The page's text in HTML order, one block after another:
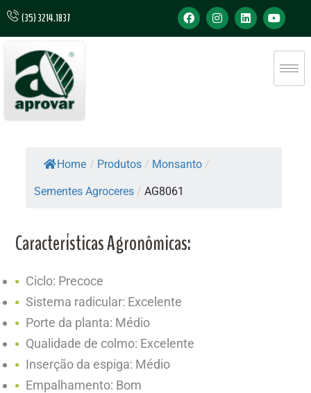
(35) 3214.1837
Home / Produtos / Monsanto /
Sementes Agroceres / AG8061
Características Agronômicas:
Ciclo: Precoce
Sistema radicular: Excelente
Porte da planta: Médio
Qualidade de colmo: Excelente
Inserção da espiga: Médio
Empalhamento: Bom